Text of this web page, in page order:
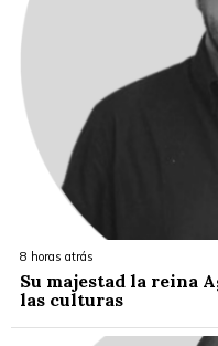
8 horas atrás
Su majestad la reina
las culturas